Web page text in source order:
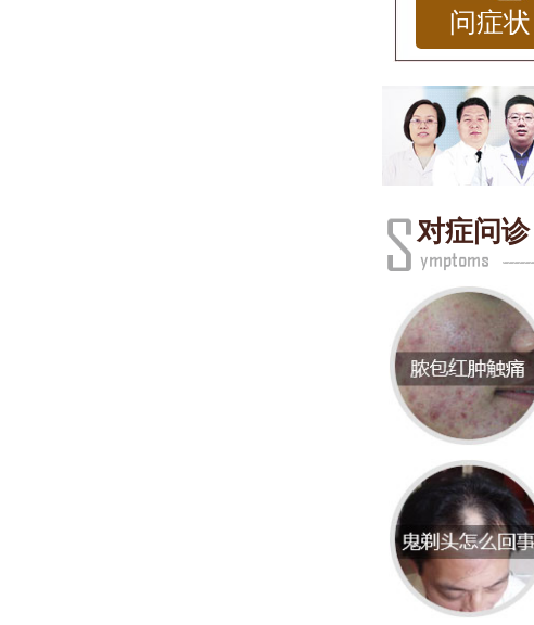
济南皮肤
济南中研
于皮肤病
先进的医
生，他们
验。医院
于为患者
医院服务
济南中研
括常见皮
业诊断
门诊、皮
患者的需
问症状
对症问诊